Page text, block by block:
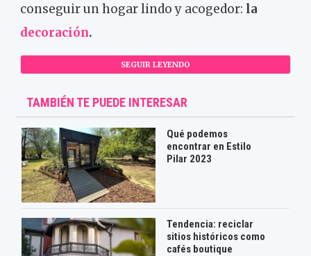
conseguir un hogar lindo y acogedor: la
decoración.
SEGUIR LEYENDO
TAMBIÉN TE PUEDE INTERESAR
Qué podemos
encontrar en Estilo
Pilar 2023
Tendencia: reciclar
sitios históricos como
cafés boutique